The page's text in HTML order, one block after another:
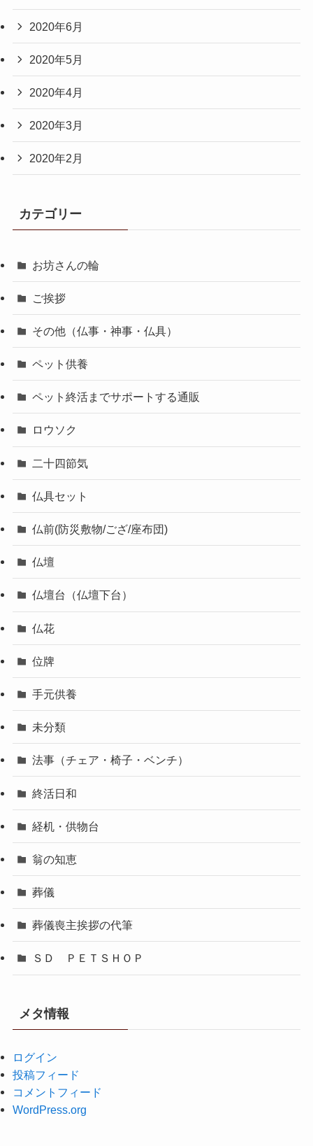
2020年6月
2020年5月
2020年4月
2020年3月
2020年2月
カテゴリー
お坊さんの輪
ご挨拶
その他（仏事・神事・仏具）
ペット供養
ペット終活までサポートする通販
ロウソク
二十四節気
仏具セット
仏前(防災敷物/ござ/座布団)
仏壇
仏壇台（仏壇下台）
仏花
位牌
手元供養
未分類
法事（チェア・椅子・ベンチ）
終活日和
経机・供物台
翁の知恵
葬儀
葬儀喪主挨拶の代筆
ＳＤ ＰＥＴＳＨＯＰ
メタ情報
ログイン
投稿フィード
コメントフィード
WordPress.org